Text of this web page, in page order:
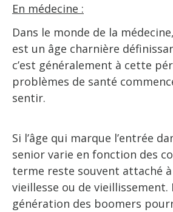
En médecine :
Dans le monde de la
est un âge charnière
c’est généralement à cette
problèmes de santé
sentir.
Si l’âge qui marque l’entrée
senior varie en fonction des
terme reste souvent attaché
vieillesse ou de vieillissement.
génération des boomers